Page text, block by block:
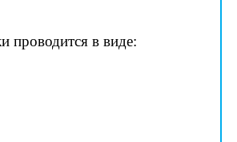
проводится в виде: